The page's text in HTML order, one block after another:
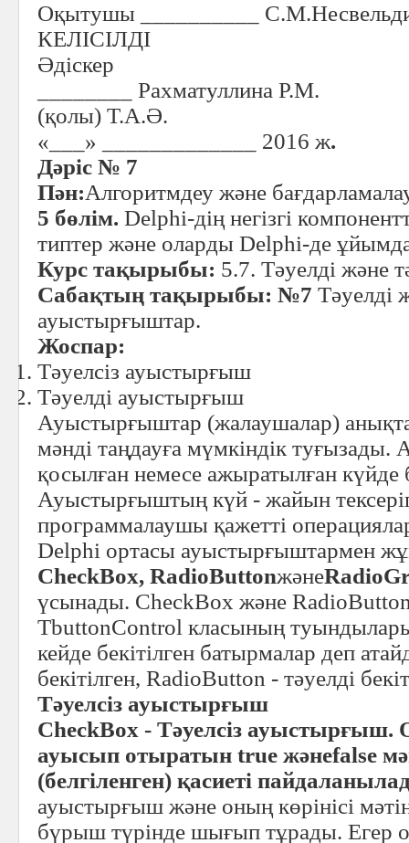
Оқытушы __________
КЕЛІСІЛДІ
Әдіскер
________ Рахматуллина Р.М.
(қолы) Т.А.Ә.
«___» _____________ 2016 ж.
Дәріс № 7
Пән:Алгоритмдеу және
5 бөлім. Delphi-дің негізгі
типтер және оларды Delphi-де
Курс тақырыбы: 5.7. Тәуелді және
Сабақтың тақырыбы: №7 Тәуелді
ауыстырғыштар.
Жоспар:
Тәуелсіз ауыстырғыш
Тәуелді ауыстырғыш
Ауыстырғыштар (жалаушалар)
мәнді таңдауға мүмкіндік
қосылған немесе ажыратылған күйде
Ауыстырғыштың күй - жайын
программалаушы қажетті
Delphi ортасы ауыстырғыштармен
CheckBox, RadioButtonжәне
үсынады. CheckBox және
TbuttonControl класының
кейде бекітілген батырмалар деп
бекітілген, RadioButton - тәуелді
Тәуелсіз ауыстырғыш
CheckBox - Тәуелсіз ауыстырғыш.
ауысып отыратын true жәнеfalse
(белгіленген) қасиеті
ауыстырғыш және оның көрінісі
бүрыш түрінде шығып тұрады. Егер